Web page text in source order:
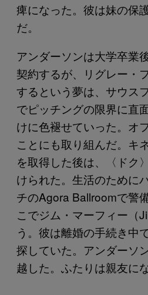
痺になった。彼は妹の保
だ。
アンダーソンは大学卒業
契約するが、リグレー・
するという夢は、サウス
でピッチングの限界に直
けに色褪せていった。オ
ことにも取り組んだ。キ
を取得した後は、〈ドク
けられた。生活のために
チのAgora Ballroomで警
こでジム・マーフィー（
う。彼は離婚の手続き中
探していた。アンダーソ
越した。ふたりは親友にな